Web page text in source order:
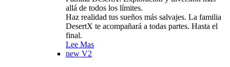
allá de todos los límites.
Haz realidad tus sueños más salvajes. La familia
DesertX te acompañará a todas partes. Hasta el
final.
Lee Mas
new V2